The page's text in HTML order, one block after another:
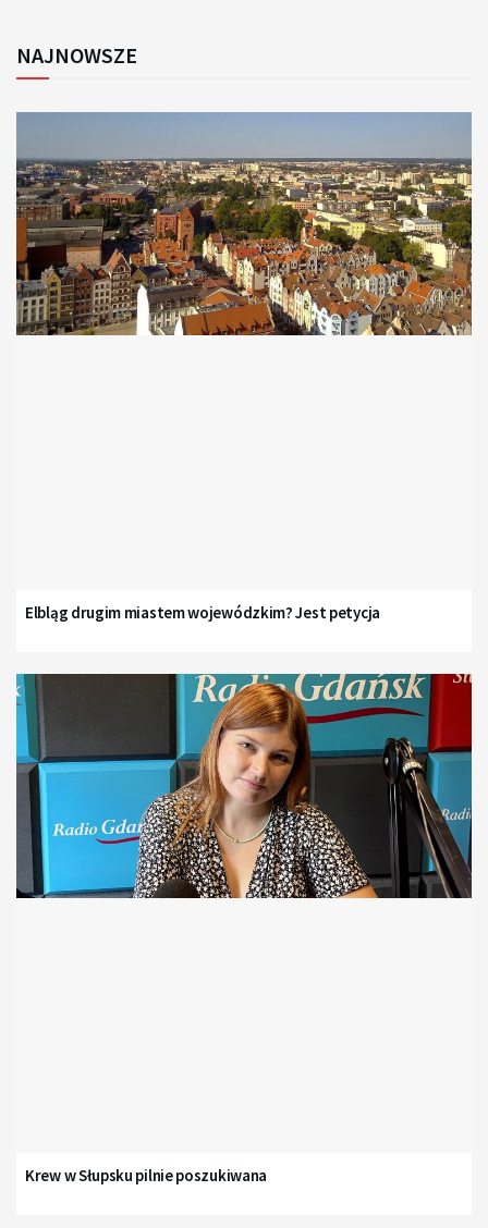
NAJNOWSZE
Elbląg drugim miastem wojewódzkim? Jest petycja
Krew w Słupsku pilnie poszukiwana